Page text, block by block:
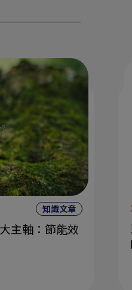
知識文章
主軸：節能效